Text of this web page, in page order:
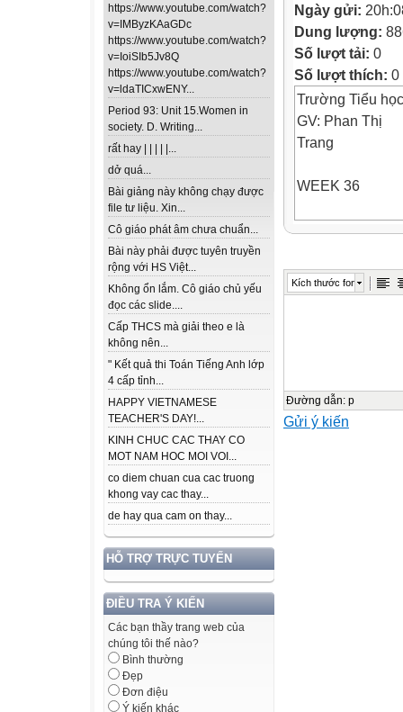
https://www.youtube.com/watch?
v=IMByzKAaGDc
https://www.youtube.com/watch?
v=IoiSIb5Jv8Q
https://www.youtube.com/watch?
v=ldaTICxwENY...
Period 93: Unit 15.Women in
society. D. Writing...
rất hay | | | | |...
dở quá...
Bài giảng này không chạy được
file tư liệu. Xin...
Cô giáo phát âm chưa chuẩn...
Bài này phải được tuyên truyền
rộng với HS Việt...
Không ổn lắm. Cô giáo chủ yếu
đọc các slide....
Cấp THCS mà giải theo e là
không nên...
" Kết quả thi Toán Tiếng Anh lớp
4 cấp tỉnh...
HAPPY VIETNAMESE
TEACHER'S DAY!...
KINH CHUC CAC THAY CO
MOT NAM HOC MOI VOI...
co diem chuan cua cac truong
khong vay cac thay...
de hay qua cam on thay...
HỖ TRỢ TRỰC TUYẾN
ĐIỀU TRA Ý KIẾN
Các bạn thầy trang web của
chúng tôi thế nào?
Bình thường
Đẹp
Đơn điệu
Ý kiến khác
Ngày gửi:
Dung lượng:
Số lượt tải: 0
Số lượt thích: 0
Trường Tiểu
GV: Phan Thị
Trang
WEEK 36
Period 141
The 2nd Term
Robert
Kích thước font
Đường dẫn: p
Gửi ý kiến